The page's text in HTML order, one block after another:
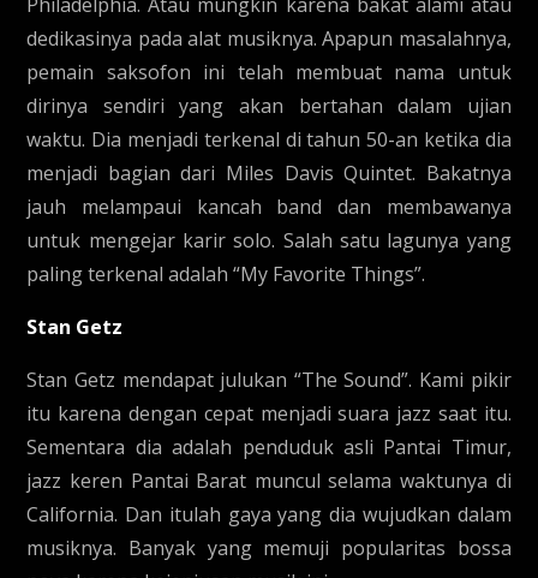
dedikasinya pada alat musiknya. Apapun masalahnya,
pemain saksofon ini telah membuat nama untuk
dirinya sendiri yang akan bertahan dalam ujian
waktu. Dia menjadi terkenal di tahun 50-an ketika dia
menjadi bagian dari Miles Davis Quintet. Bakatnya
jauh melampaui kancah band dan membawanya
untuk mengejar karir solo. Salah satu lagunya yang
paling terkenal adalah “My Favorite Things”.
Stan Getz
Stan Getz mendapat julukan “The Sound”. Kami pikir
itu karena dengan cepat menjadi suara jazz saat itu.
Sementara dia adalah penduduk asli Pantai Timur,
jazz keren Pantai Barat muncul selama waktunya di
California. Dan itulah gaya yang dia wujudkan dalam
musiknya. Banyak yang memuji popularitas bossa